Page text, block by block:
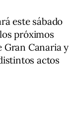
este sábado
próximos
Gran Canaria y
actos